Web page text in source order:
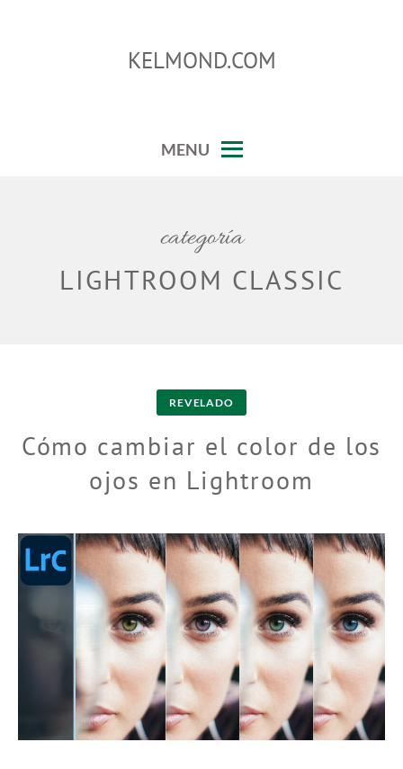
KELMOND.COM
MENU
categoría
LIGHTROOM CLASSIC
REVELADO
Cómo cambiar el color de los
ojos en Lightroom